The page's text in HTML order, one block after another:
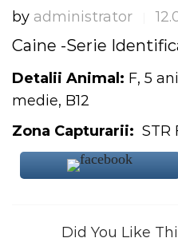
by administrator
Caine -Serie
Detalii Animal: F, 5
medie, B12
Zona Capturarii: STR
Did You Like